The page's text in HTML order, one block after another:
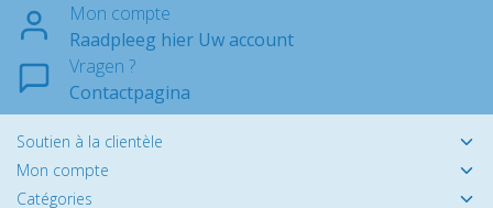
Mon compte
Raadpleeg hier Uw account
Vragen ?
Contactpagina
Soutien à la clientèle
Mon compte
Catégories